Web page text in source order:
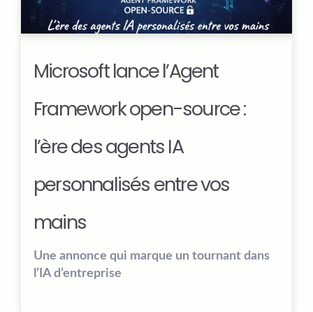
Microsoft lance l’Agent
Framework open-source :
l’ère des agents IA
personnalisés entre vos
mains
Une annonce qui marque un tournant dans
l’IA d’entreprise